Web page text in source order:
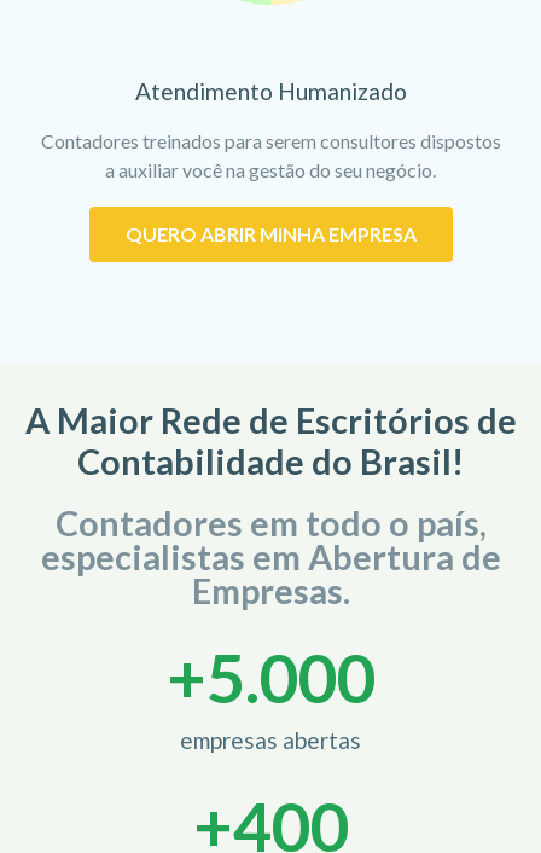
Atendimento Humanizado
Contadores treinados para serem consultores dispostos
a auxiliar você na gestão do seu negócio.
QUERO ABRIR MINHA EMPRESA
A Maior Rede de Escritórios de
Contabilidade do Brasil!
Contadores em todo o país,
especialistas em Abertura de
Empresas.
empresas abertas
+5.000
+400